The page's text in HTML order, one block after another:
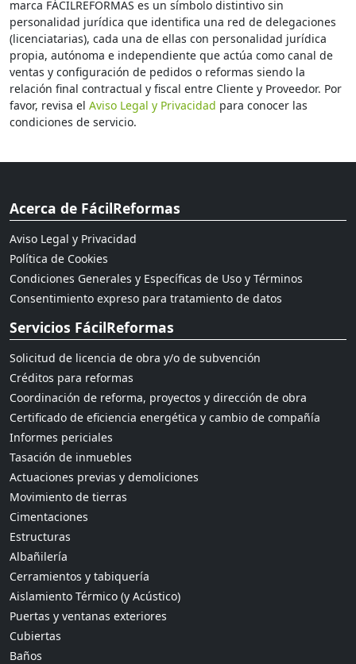
marca FÁCILREFORMAS es un símbolo distintivo sin
personalidad jurídica que identifica una red de delegaciones
(licenciatarias), cada una de ellas con personalidad jurídica
propia, autónoma e independiente que actúa como canal de
ventas y configuración de pedidos o reformas siendo la
relación final contractual y fiscal entre Cliente y Proveedor. Por
favor, revisa el Aviso Legal y Privacidad para conocer las
condiciones de servicio.
Acerca de FácilReformas
Aviso Legal y Privacidad
Política de Cookies
Condiciones Generales y Específicas de Uso y Términos
Consentimiento expreso para tratamiento de datos
Servicios FácilReformas
Solicitud de licencia de obra y/o de subvención
Créditos para reformas
Coordinación de reforma, proyectos y dirección de obra
Certificado de eficiencia energética y cambio de compañía
Informes periciales
Tasación de inmuebles
Actuaciones previas y demoliciones
Movimiento de tierras
Cimentaciones
Estructuras
Albañilería
Cerramientos y tabiquería
Aislamiento Térmico (y Acústico)
Puertas y ventanas exteriores
Cubiertas
Baños